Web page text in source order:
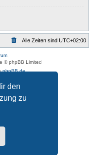
den
zu
Alle Zeiten sind UTC+02:00
© phpBB Limited
phpBB.de